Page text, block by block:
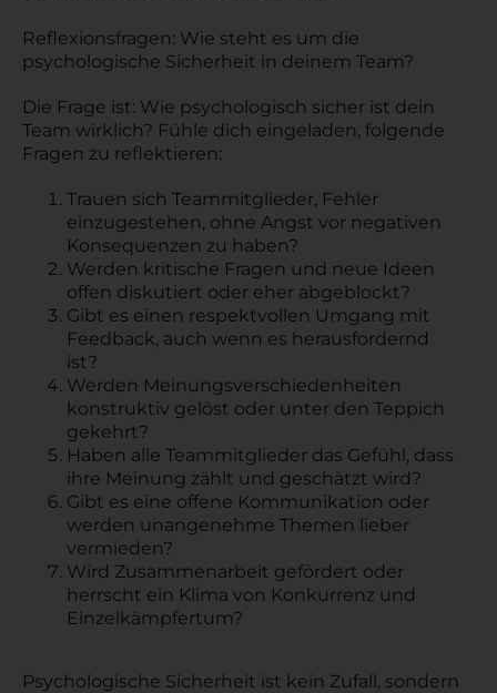
Reflexionsfragen: Wie steht es um die
psychologische Sicherheit in deinem Team?
Die Frage ist: Wie psychologisch sicher ist dein
Team wirklich? Fühle dich eingeladen, folgende
Fragen zu reflektieren:
Trauen sich Teammitglieder, Fehler
einzugestehen, ohne Angst vor negativen
Konsequenzen zu haben?
Werden kritische Fragen und neue Ideen
offen diskutiert oder eher abgeblockt?
Gibt es einen respektvollen Umgang mit
Feedback, auch wenn es herausfordernd
ist?
Werden Meinungsverschiedenheiten
konstruktiv gelöst oder unter den Teppich
gekehrt?
Haben alle Teammitglieder das Gefühl, dass
ihre Meinung zählt und geschätzt wird?
Gibt es eine offene Kommunikation oder
werden unangenehme Themen lieber
vermieden?
Wird Zusammenarbeit gefördert oder
herrscht ein Klima von Konkurrenz und
Einzelkämpfertum?
Psychologische Sicherheit ist kein Zufall, sondern